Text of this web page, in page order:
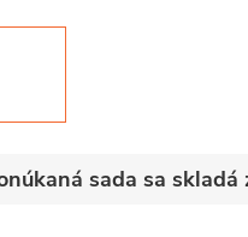
sada sa